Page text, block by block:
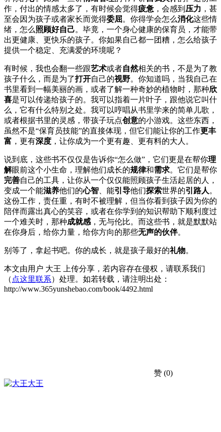
作，付出的情感太多了，有时候会觉得疲惫 ，会感到 压力 ，甚
至会因为孩子或者家长而觉得委屈。你得学会怎么消化这些情
绪，怎么照顾好自己。毕竟，一个身心健康的保育员，才能带
出更健康、更快乐的孩子。你如果自己都一团糟，怎么给孩子
提供一个稳定、充满爱的环境呢？
有时候，我也会翻一些跟艺术或者自然相关的书，不是为了教
孩子什么，而是为了打开自己的视野。你知道吗，当我自己在
书里看到一幅美丽的画，或者了解一种奇妙的植物时，那种欣
喜是可以传递给孩子的。我可以指着一片叶子，跟他说它叫什
么，它有什么特别之处。我可以哼唱从书里学来的简单儿歌，
或者根据书里的灵感，带孩子玩点创意的小游戏。这些东西，
虽然不是“保育员技能”的直接体现，但它们能让你的工作更丰
富 ，更有深度 ，让你成为一个更有趣、更有料的大人。
说到底，这些书不仅仅是告诉你“怎么做”，它们更是在帮你理
解眼前这个小生命，理解他们成长的规律和需求。它们是帮你
完善自己的工具，让你从一个仅仅能照顾孩子生活起居的人，
变成一个能滋养他们的心智 、能引导他们探索世界的引路人 。
这份工作，责任重，有时不被理解，但当你看到孩子因为你的
陪伴而露出真心的笑容，或者在你学到的知识帮助下顺利度过
一个难关时，那种成就感 ，无与伦比。而这些书，就是默默站
在你身后，给你力量，给你方向的那些无声的伙伴。
别等了，拿起书吧。你的成长，就是孩子最好的礼物。
本文由用户 大王 上传分享，若内容存在侵权，请联系我们
（ 点这里联系）处理。如若转载，请注明出处：
http://www.365yunshebao.com/book/4492.html
赞 (0)
大王